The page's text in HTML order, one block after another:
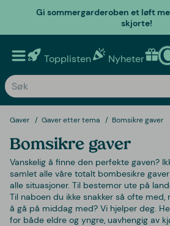
Gi sommergarderoben et løft
skjorte!
Topplisten Nyheter
Gaver Gaver etter tema Bomsikre gaver
Bomsikre gaver
Vanskelig å finne den perfekte gaven?
samlet alle våre totalt bombesikre
alle situasjoner. Til bestemor ute på
Til naboen du ikke snakker så ofte
å gå på middag med? Vi hjelper deg.
for både eldre og yngre, uavhengig av